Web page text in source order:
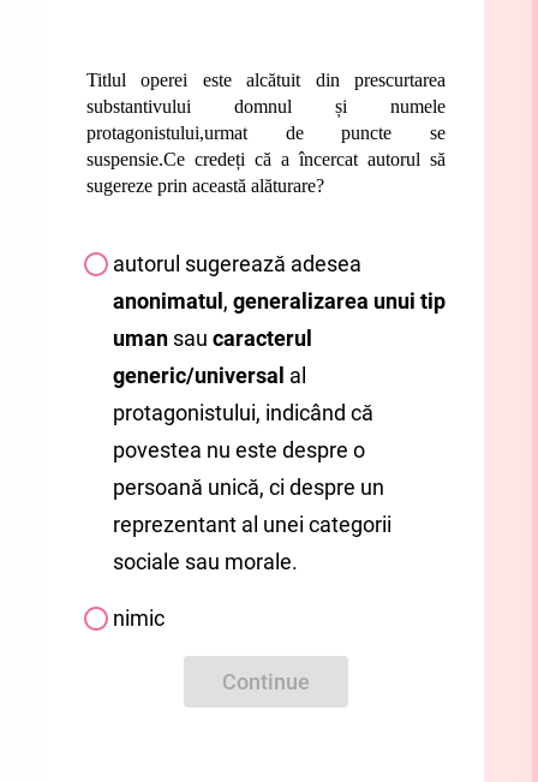
Titlul operei este alcătuit din prescurtarea
substantivului domnul și numele
protagonistului,urmat de puncte se
suspensie.Ce credeți că a încercat autorul să
sugereze prin această alăturare?
autorul sugerează adesea
anonimatul , generalizarea unui tip
uman sau caracterul
generic/universal al
protagonistului, indicând că
povestea nu este despre o
persoană unică, ci despre un
reprezentant al unei categorii
sociale sau morale.
nimic
Continue